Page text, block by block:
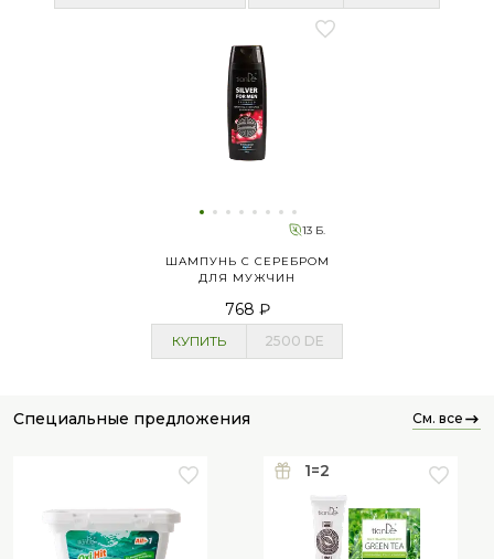
13 Б.
ШАМПУНЬ С СЕРЕБРОМ
ДЛЯ МУЖЧИН
768 ₽
КУПИТЬ 2500 DE
специальные предложения см. все
1=2